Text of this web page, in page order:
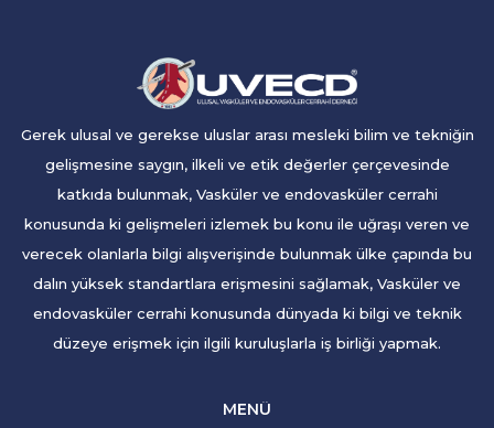
Gerek ulusal ve gerekse uluslar arası mesleki bilim ve tekniğin
gelişmesine saygın, ilkeli ve etik değerler çerçevesinde
katkıda bulunmak, Vasküler ve endovasküler cerrahi
konusunda ki gelişmeleri izlemek bu konu ile uğraşı veren ve
verecek olanlarla bilgi alışverişinde bulunmak ülke çapında bu
dalın yüksek standartlara erişmesini sağlamak, Vasküler ve
endovasküler cerrahi konusunda dünyada ki bilgi ve teknik
düzeye erişmek için ilgili kuruluşlarla iş birliği yapmak.
MENÜ